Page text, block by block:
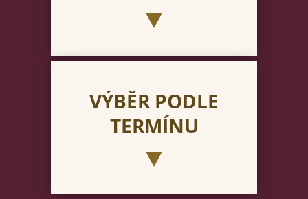
VÝBĚR PODLE
TERMÍNU